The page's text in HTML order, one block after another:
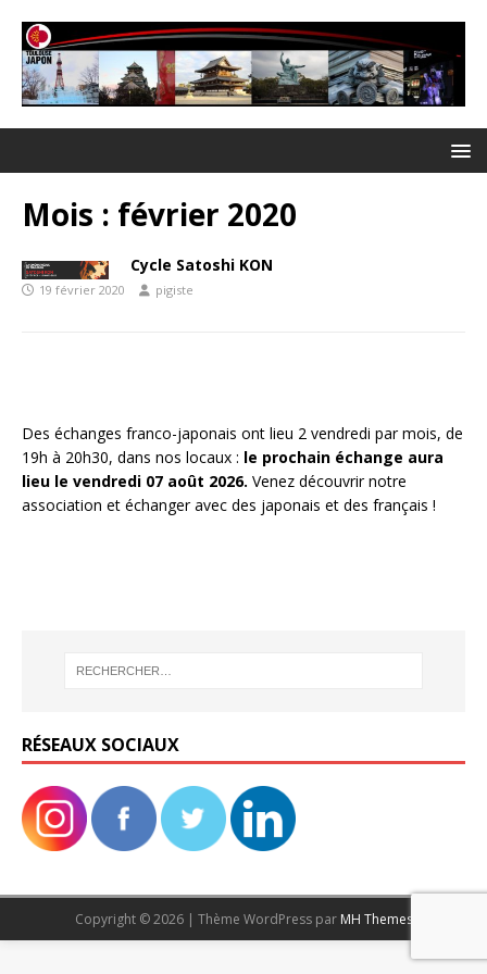
Mois : février 2020
Cycle Satoshi KON
19 février 2020 pigiste
Des échanges franco-japonais ont lieu 2 vendredi par mois, de
19h à 20h30, dans nos locaux : le prochain échange aura
lieu le vendredi 07 août 2026. Venez découvrir notre
association et échanger avec des japonais et des français !
RÉSEAUX SOCIAUX
Copyright © 2026 | Thème WordPress par MH Themes